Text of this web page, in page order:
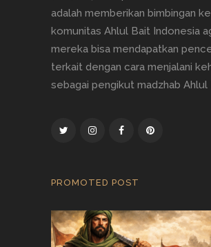
adalah memberikan bimbingan
komunitas Ahlul Bait Indonesia
mereka bisa mendapatkan
terkait dengan cara menjalani
sebagai pengikut madzhab Ahlul
PROMOTED POST